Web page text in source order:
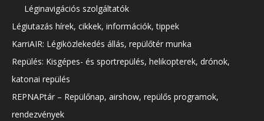
Léginavigációs szolgáltatók
Légiutazás hírek, cikkek, információk, tippek
KarriAIR: Légiközlekedés állás, repülőtér munka
Repülés: Kisgépes- és sportrepülés, helikopterek, drónok,
katonai repülés
REPNAPtár – Repülőnap, airshow, repülős programok,
rendezvények